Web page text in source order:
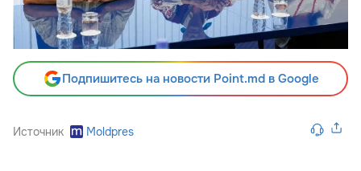
Подпишитесь на новости Point.md в Google
Источник Moldpres